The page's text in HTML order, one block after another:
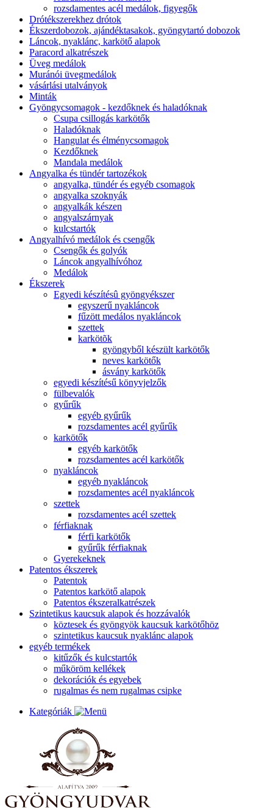
rozsdamentes acél medálok, figyegők
Drótékszerekhez drótok
Ékszerdobozok, ajándéktasakok, gyöngytartó dobozok
Láncok, nyaklánc, karkötő alapok
Paracord alkatrészek
Üveg medálok
Muránói üvegmedálok
vásárlási utalványok
Minták
Gyöngycsomagok - kezdőknek és haladóknak
Csupa csillogás karkötők
Haladóknak
Hangulat és élménycsomagok
Kezdőknek
Mandala medálok
Angyalka és tündér tartozékok
angyalka, tündér és egyéb csomagok
angyalka szoknyák
angyalkák készen
angyalszárnyak
kulcstartók
Angyalhívó medálok és csengők
Csengők és golyók
Láncok angyalhívóhoz
Medálok
Ékszerek
Egyedi készítésû gyöngyékszer
egyszerű nyakláncok
fűzött medálos nyakláncok
szettek
karkötõk
gyöngyből készült karkötők
neves karkötők
ásvány karkötők
egyedi készítésű könyvjelzők
fülbevalók
gyűrűk
egyéb gyűrűk
rozsdamentes acél gyűrűk
karkötők
egyéb karkötők
rozsdamentes acél karkötők
nyakláncok
egyéb nyakláncok
rozsdamentes acél nyakláncok
szettek
rozsdamentes acél szettek
férfiaknak
férfi karkötők
gyűrűk férfiaknak
Gyerekeknek
Patentos ékszerek
Patentok
Patentos karkötő alapok
Patentos ékszeralkatrészek
Szintetikus kaucsuk alapok és hozzávalók
köztesek és gyöngyök kaucsuk karkötőhöz
szintetikus kaucsuk nyaklánc alapok
egyéb termékek
kitűzők és kulcstartók
műköröm kellékek
dekorációk és egyebek
rugalmas és nem rugalmas csipke
Kategóriák